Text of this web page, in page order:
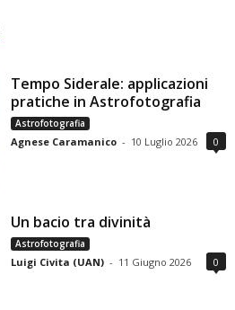
Tempo Siderale: applicazioni
pratiche in Astrofotografia
Astrofotografia
Agnese Caramanico - 10 Luglio 2026 0
Un bacio tra divinità
Astrofotografia
Luigi Civita (UAN) - 11 Giugno 2026 0